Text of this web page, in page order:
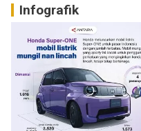
Infografik